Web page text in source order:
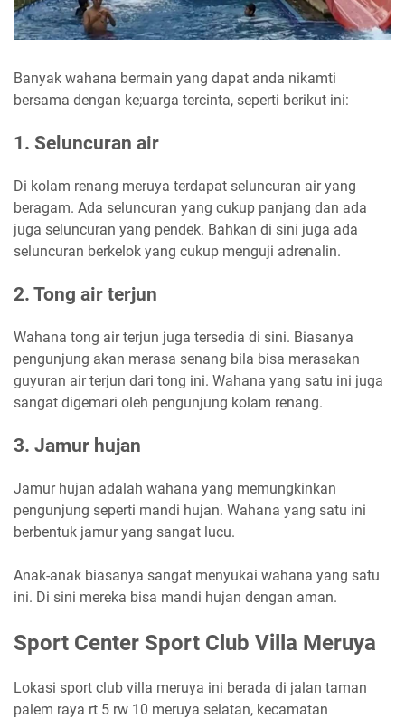
Banyak wahana bermain yang dapat anda nikamti
bersama dengan ke;uarga tercinta, seperti berikut ini:
1. Seluncuran air
Di kolam renang meruya terdapat seluncuran air yang
beragam. Ada seluncuran yang cukup panjang dan ada
juga seluncuran yang pendek. Bahkan di sini juga ada
seluncuran berkelok yang cukup menguji adrenalin.
2. Tong air terjun
Wahana tong air terjun juga tersedia di sini. Biasanya
pengunjung akan merasa senang bila bisa merasakan
guyuran air terjun dari tong ini. Wahana yang satu ini juga
sangat digemari oleh pengunjung kolam renang.
3. Jamur hujan
Jamur hujan adalah wahana yang memungkinkan
pengunjung seperti mandi hujan. Wahana yang satu ini
berbentuk jamur yang sangat lucu.
Anak-anak biasanya sangat menyukai wahana yang satu
ini. Di sini mereka bisa mandi hujan dengan aman.
Sport Center Sport Club Villa Meruya
Lokasi sport club villa meruya ini berada di jalan taman
palem raya rt 5 rw 10 meruya selatan, kecamatan